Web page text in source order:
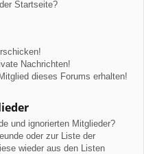
Startseite?
Nachrichten!
dieses Forums erhalten!
und ignorierten Mitglieder?
oder zur Liste der
wieder aus den Listen